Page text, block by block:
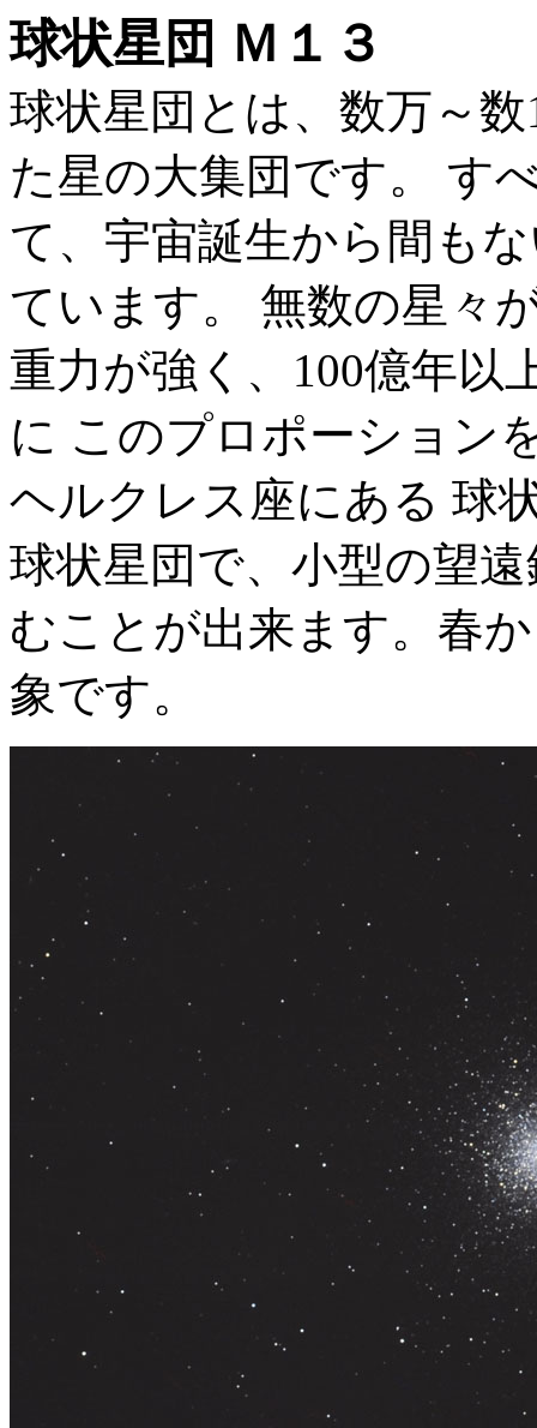
球状星団 Ｍ１３
球状星団とは、数万～
た星の大集団です。 す
て、宇宙誕生から間も
ています。 無数の星々
重力が強く、100億年以
に このプロポーション
ヘルクレス座にある 球
球状星団で、小型の望
むことが出来ます。春
象です。